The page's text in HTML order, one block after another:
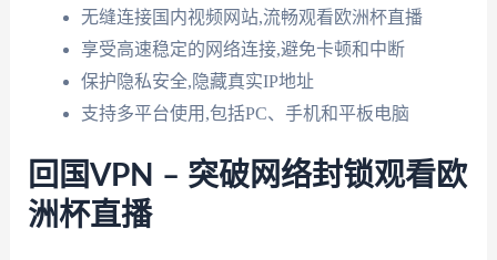
无缝连接国内视频网站,流畅观看欧洲杯直播
享受高速稳定的网络连接,避免卡顿和中断
保护隐私安全,隐藏真实IP地址
支持多平台使用,包括PC、手机和平板电脑
回国VPN – 突破网络封锁观看欧
洲杯直播